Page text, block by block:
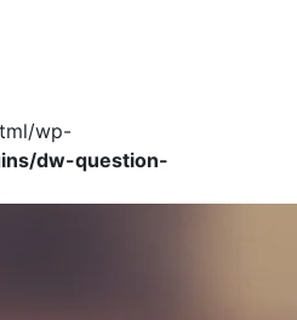
wp-
dw-question-